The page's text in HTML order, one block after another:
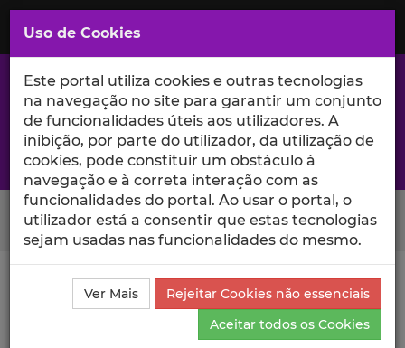
Saltar
para
Conteúdo
Principal
A excelência da investigação e ciência no Iscte
Search Button
Informação inválida
Não foi encontrada informação sobre esse
Uso de Cookies
Este portal utiliza cookies e outras tecnologias
na navegação no site para garantir um conjunto
de funcionalidades úteis aos utilizadores. A
inibição, por parte do utilizador, da utilização de
cookies, pode constituir um obstáculo à
navegação e à correta interação com as
funcionalidades do portal. Ao usar o portal, o
utilizador está a consentir que estas tecnologias
sejam usadas nas funcionalidades do mesmo.
Ver Mais
Rejeitar Cookies não essenciais
Aceitar todos os Cookies